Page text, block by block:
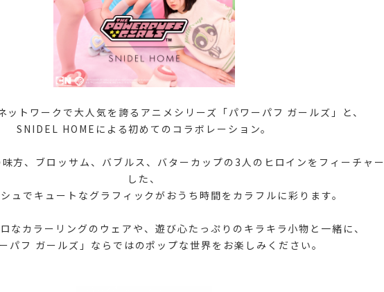
ットワークで大人気を誇るアニメシリーズ「パワーパフ ガールズ」と、
SNIDEL HOMEによる初めてのコラボレーション。
方、ブロッサム、バブルス、バターカップの3人のヒロインをフィーチャー
した、
ュでキュートなグラフィックがおうち時間をカラフルに彩ります。
なカラーリングのウェアや、遊び心たっぷりのキラキラ小物と一緒に、
ーパフ ガールズ」ならではのポップな世界をお楽しみください。